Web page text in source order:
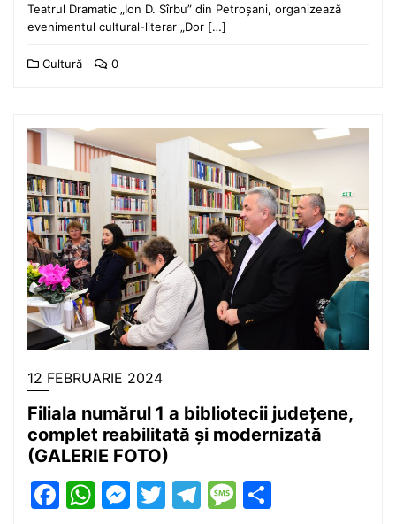
Teatrul Dramatic „Ion D. Sîrbu” din Petroșani, organizează
evenimentul cultural-literar „Dor […]
Cultură 0
12 FEBRUARIE 2024
Filiala numărul 1 a bibliotecii județene,
complet reabilitată și modernizată
(GALERIE FOTO)
Facebook
WhatsApp
Messenger
Twitter
Telegram
Message